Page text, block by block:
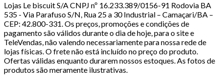
Lojas Le biscuit S/A CNPJ nº 16.233.389/0156-91 Rodovia BA
535 - Via Parafuso S/N, Rua 25 a 30 Industrial – Camaçari/BA –
CEP: 42.800-331. Os preços, promoções e condições de
pagamento são válidos durante o dia de hoje, para o site e
TeleVendas, não valendo necessariamente para nossa rede de
lojas físicas. O frete não está incluído no preço do produto.
Ofertas válidas enquanto durarem nossos estoques. As fotos de
produtos são meramente ilustrativas.